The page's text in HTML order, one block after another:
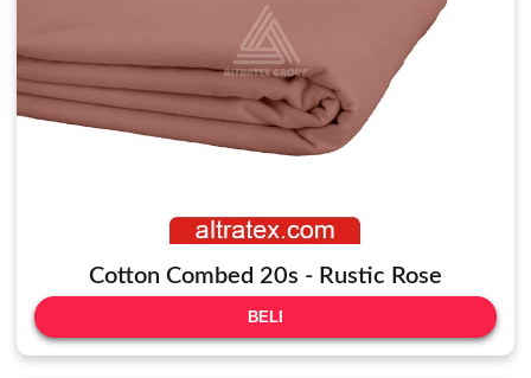
Cotton Combed 20s - Rustic Rose
BELI